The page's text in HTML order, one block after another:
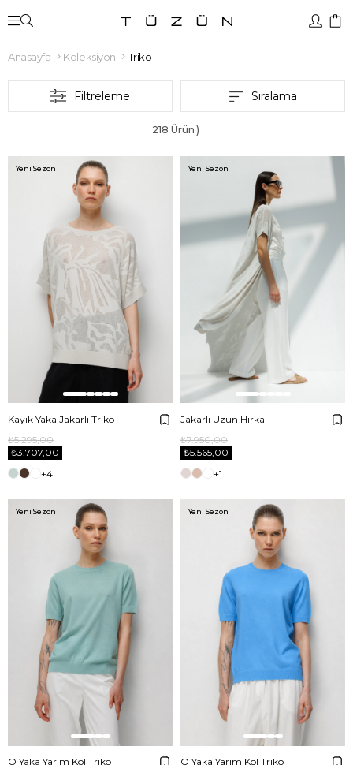
Anasayfa Koleksiyon Triko
Filtreleme Sıralama
218 Ürün
Kayık Yaka Jakarlı Triko
₺3.707,00
₺5.295,00
+4
Yeni Sezon
Jakarlı Uzun Hırka
₺5.565,00
₺7.950,00
+1
Yeni Sezon
O Yaka Yarım Kol Triko
Yeni Sezon
O Yaka Yarım Kol Triko
Yeni Sezon